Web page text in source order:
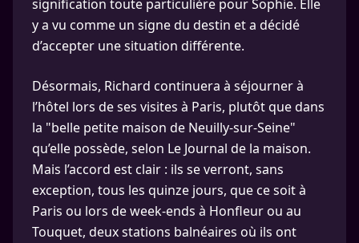
signification toute particulière pour Sophie. Elle
y a vu comme un signe du destin et a décidé
d’accepter une situation différente.
Désormais, Richard continuera à séjourner à
l’hôtel lors de ses visites à Paris, plutôt que dans
la "belle petite maison de Neuilly-sur-Seine"
qu’elle possède, selon Le Journal de la maison.
Mais l’accord est clair : ils se verront, sans
exception, tous les quinze jours, que ce soit à
Paris ou lors de week-ends à Honfleur ou au
Touquet, deux stations balnéaires où ils ont